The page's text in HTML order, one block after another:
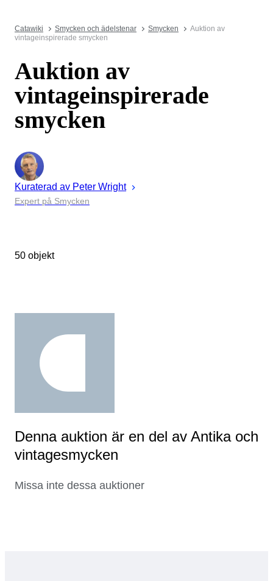
Catawiki Smycken och ädelstenar Smycken
Auktion av
vintageinspirerade smycken
Auktion av
vintageinspirerade
smycken
Kuraterad av Peter Wright
Expert på Smycken
50 objekt
Denna auktion är en del av Antika och
vintagesmycken
Missa inte dessa auktioner